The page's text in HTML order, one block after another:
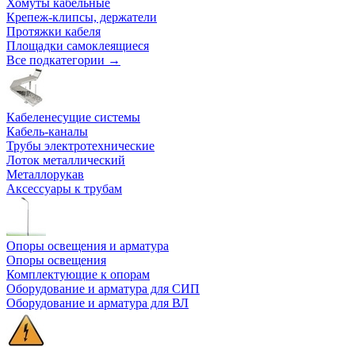
Хомуты кабельные
Крепеж-клипсы, держатели
Протяжки кабеля
Площадки самоклеящиеся
Все подкатегории →
Кабеленесущие системы
Кабель-каналы
Трубы электротехнические
Лоток металлический
Металлорукав
Аксессуары к трубам
Опоры освещения и арматура
Опоры освещения
Комплектующие к опорам
Оборудование и арматура для СИП
Оборудование и арматура для ВЛ